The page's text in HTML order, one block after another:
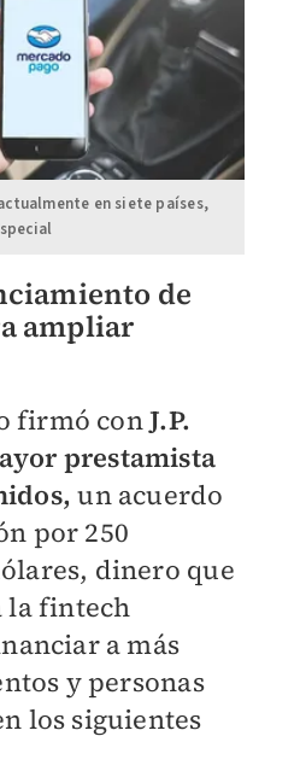
en siete países,
de
ampliar
firmó conJ.P.
prestamista
un acuerdo
por 250
dinero que
la fintech
a más
y personas
los siguientes